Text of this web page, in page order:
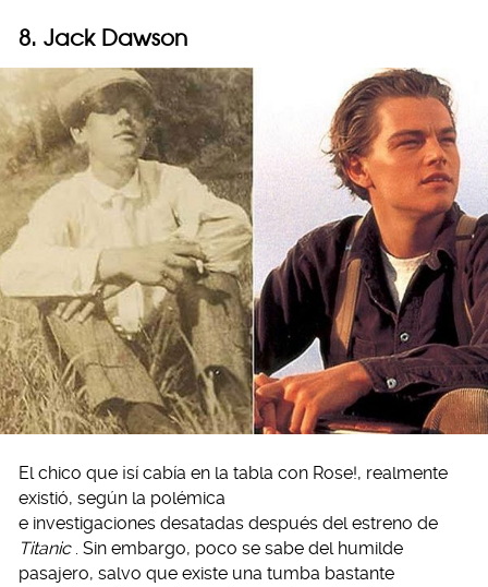
8. Jack Dawson
El chico que ¡sí cabía en la tabla con Rose!, realmente
existió, según la polémica
e investigaciones desatadas después del estreno de
Titanic . Sin embargo, poco se sabe del humilde
pasajero, salvo que existe una tumba bastante